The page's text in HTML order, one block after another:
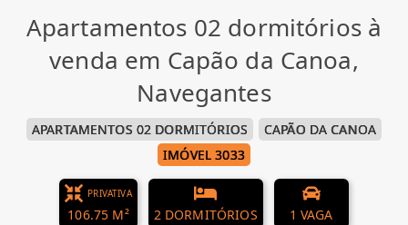
Apartamentos 02 dormitórios à
venda em Capão da Canoa,
Navegantes
APARTAMENTOS 02 DORMITÓRIOS
CAPÃO DA CANOA
IMÓVEL 3033
PRIVATIVA
106.75 M² 2 DORMITÓRIOS 1 VAGA